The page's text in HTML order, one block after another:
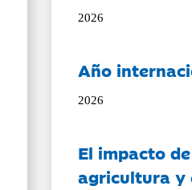
2026
Año
2026
El impacto
agricultura y